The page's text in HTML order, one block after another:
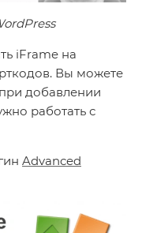
iFrame на
Вы можете
добавлении
работать с
Advanced